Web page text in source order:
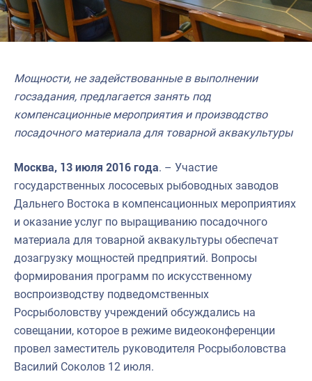
Мощности, не задействованные в выполнении
госзадания, предлагается занять под
компенсационные мероприятия и производство
посадочного материала для товарной аквакультуры
Москва, 13 июля 2016 года. – Участие
государственных лососевых рыбоводных заводов
Дальнего Востока в компенсационных мероприятиях
и оказание услуг по выращиванию посадочного
материала для товарной аквакультуры обеспечат
дозагрузку мощностей предприятий. Вопросы
формирования программ по искусственному
воспроизводству подведомственных
Росрыболовству учреждений обсуждались на
совещании, которое в режиме видеоконференции
провел заместитель руководителя Росрыболовства
Василий Соколов 12 июля.